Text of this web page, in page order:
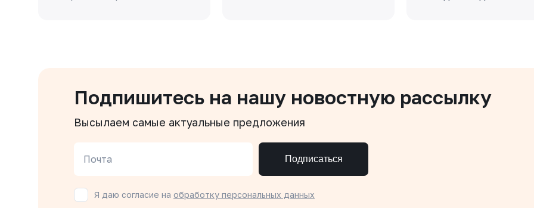
Подпишитесь на нашу новостную рассылку
Высылаем самые актуальные предложения
Почта Подписаться
Я даю согласие на обработку персональных данных